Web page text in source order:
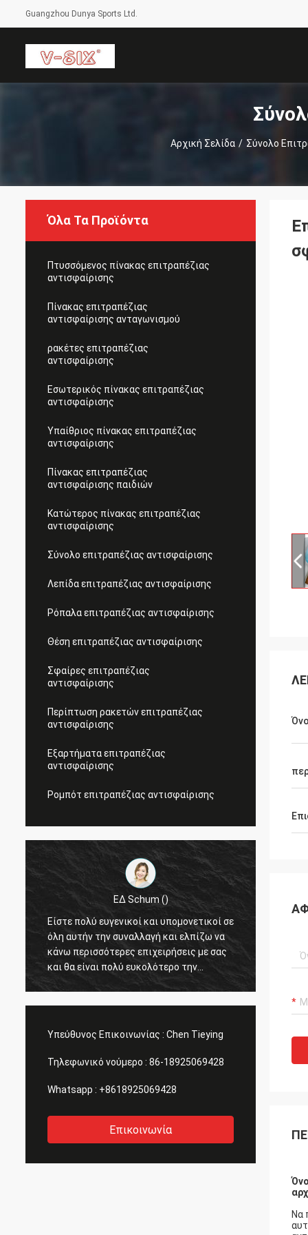
Guangzhou Dunya Sports Ltd.
Αρχική Σελίδα / Σύνολο
Όλα Τα Προϊόντα
Πτυσσόμενος πίνακας επιτραπέζιας
αντισφαίρισης
Πίνακας επιτραπέζιας
αντισφαίρισης ανταγωνισμού
ρακέτες επιτραπέζιας
αντισφαίρισης
Εσωτερικός πίνακας επιτραπέζιας
αντισφαίρισης
Υπαίθριος πίνακας επιτραπέζιας
αντισφαίρισης
Πίνακας επιτραπέζιας
αντισφαίρισης παιδιών
Κατώτερος πίνακας επιτραπέζιας
αντισφαίρισης
Σύνολο επιτραπέζιας αντισφαίρισης
Λεπίδα επιτραπέζιας αντισφαίρισης
Ρόπαλα επιτραπέζιας αντισφαίρισης
Θέση επιτραπέζιας αντισφαίρισης
Σφαίρες επιτραπέζιας
αντισφαίρισης
Περίπτωση ρακετών επιτραπέζιας
αντισφαίρισης
Εξαρτήματα επιτραπέζιας
αντισφαίρισης
Ρομπότ επιτραπέζιας αντισφαίρισης
ΕΔ Schum ()
Είστε πολύ ευγενικοί και υπομονετικοί σε
όλη αυτήν την συναλλαγή και ελπίζω να
κάνω περισσότερες επιχειρήσεις με σας
και θα είναι πολύ ευκολότερο την
επόμενη φορά.
Υπεύθυνος Επικοινωνίας : Chen Tieying
Τηλεφωνικό νούμερο : 86-18925069428
Whatsapp : +8618925069428
Επικοινωνία
Να